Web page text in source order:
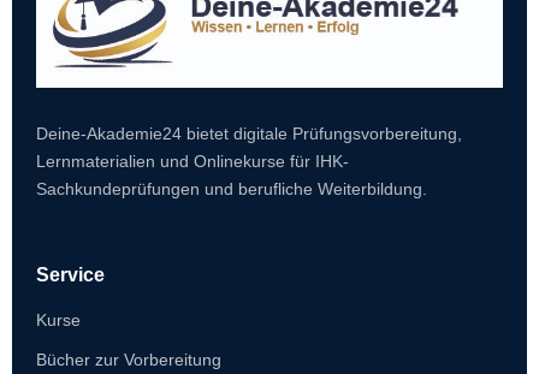
Deine-Akademie24 bietet digitale Prüfungsvorbereitung,
Lernmaterialien und Onlinekurse für IHK-
Sachkundeprüfungen und berufliche Weiterbildung.
Service
Kurse
Bücher zur Vorbereitung